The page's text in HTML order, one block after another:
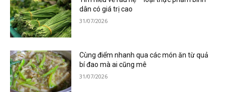
dân có giá trị cao
31/07/2026
Cùng điểm nhanh qua các món ăn từ quả
bí đao mà ai cũng mê
31/07/2026